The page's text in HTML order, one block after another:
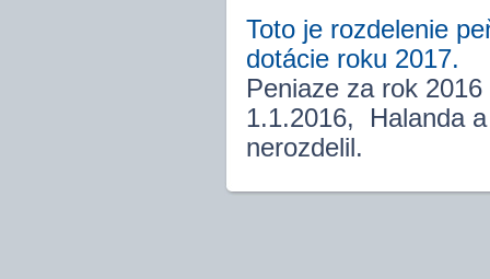
Toto je rozdelenie
dotácie roku 2017.
Peniaze za rok
1.1.2016, Halanda
nerozdelil.